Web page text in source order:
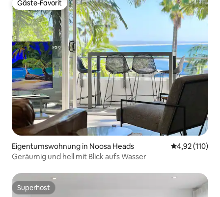
Gäste-Favorit
Gäste-Favorit
Eigentumswohnung in Noosa Heads
4,92 (110)
Geräumig und hell mit Blick aufs Wasser
Superhost
Superhost